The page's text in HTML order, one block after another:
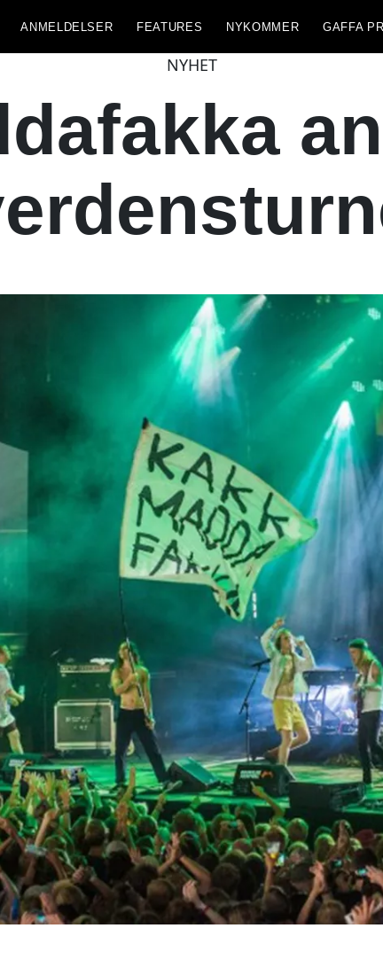
ANMELDELSER FEATURES NYKOMMER GAFFA
NYHET